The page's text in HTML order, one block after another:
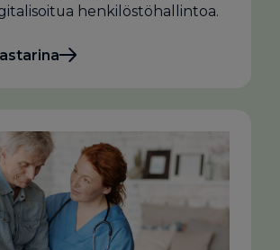
henkilöstöhallintoa.